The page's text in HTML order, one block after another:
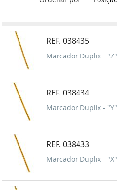
REF. 038435
Marcador Duplix - "Z"
REF. 038434
Marcador Duplix - "Y"
REF. 038433
Marcador Duplix - "X"